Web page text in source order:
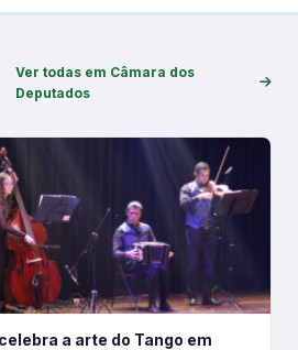
Ver todas em Câmara dos
Deputados
a arte do Tango em